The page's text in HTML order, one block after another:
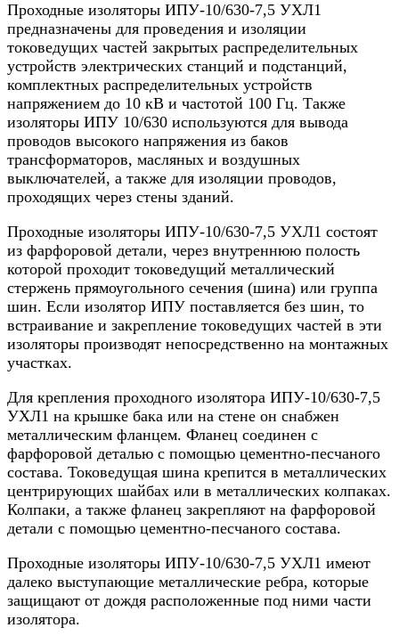
Проходные изоляторы ИПУ-10/630-7,5 УХЛ1
предназначены для проведения и изоляции
токоведущих частей закрытых распределительных
устройств электрических станций и подстанций,
комплектных распределительных устройств
напряжением до 10 кВ и частотой 100 Гц. Также
изоляторы ИПУ 10/630 используются для вывода
проводов высокого напряжения из баков
трансформаторов, масляных и воздушных
выключателей, а также для изоляции проводов,
проходящих через стены зданий.
Проходные изоляторы ИПУ-10/630-7,5 УХЛ1 состоят
из фарфоровой детали, через внутреннюю полость
которой проходит токоведущий металлический
стержень прямоугольного сечения (шина) или группа
шин. Если изолятор ИПУ поставляется без шин, то
встраивание и закрепление токоведущих частей в эти
изоляторы производят непосредственно на монтажных
участках.
Для крепления проходного изолятора ИПУ-10/630-7,5
УХЛ1 на крышке бака или на стене он снабжен
металлическим фланцем. Фланец соединен с
фарфоровой деталью с помощью цементно-песчаного
состава. Токоведущая шина крепится в металлических
центрирующих шайбах или в металлических колпаках.
Колпаки, а также фланец закрепляют на фарфоровой
детали с помощью цементно-песчаного состава.
Проходные изоляторы ИПУ-10/630-7,5 УХЛ1 имеют
далеко выступающие металлические ребра, которые
защищают от дождя расположенные под ними части
изолятора.